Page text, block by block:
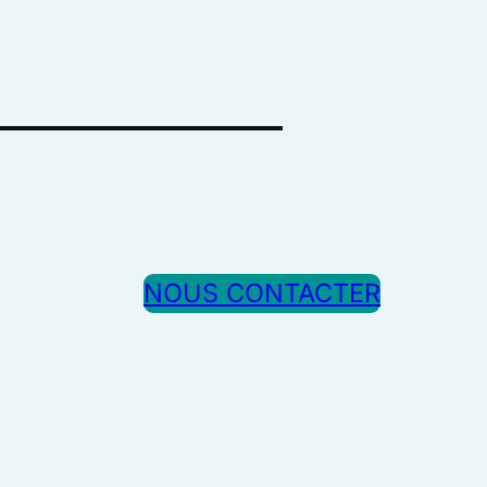
NOUS CONTACTER